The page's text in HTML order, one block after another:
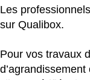
Les
sur Qualibox.
Pour vos travaux